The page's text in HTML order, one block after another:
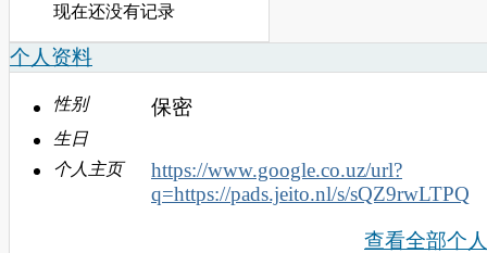
现在还没有记录
个人资料
性别 保密
生日
个人主页
https://www.google.co.uz/url?
q=https://pads.jeito.nl/s/sQZ9rwLTPQ
查看全部个